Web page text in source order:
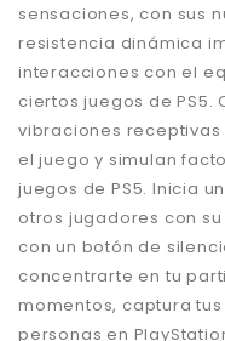
sensaciones, con sus
resistencia dinámica
interacciones con el
ciertos juegos de PS5.
vibraciones
el juego y simulan
juegos de PS5. Inicia
otros jugadores con
con un botón de
concentrarte en tu
momentos, captura
personas en